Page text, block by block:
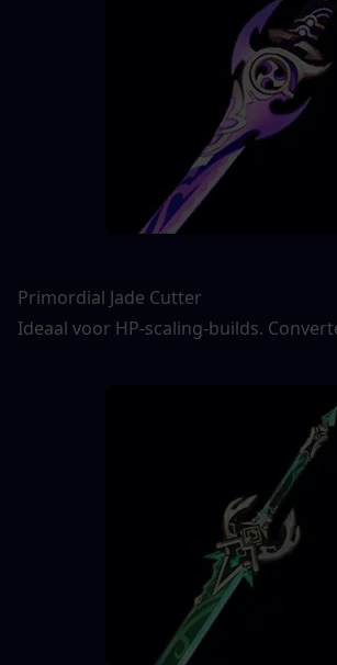
Primordial Jade Cutter
Ideaal voor HP-scaling-builds.